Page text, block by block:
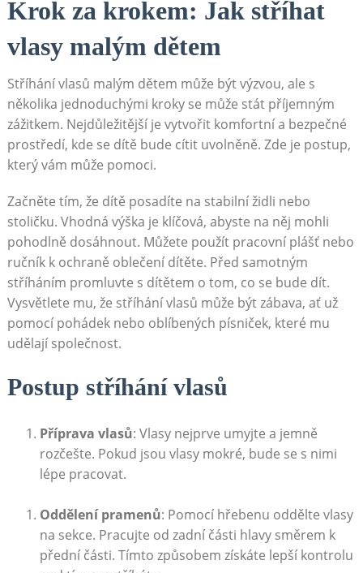
Krok za krokem: Jak stříhat
vlasy malým dětem
Stříhání vlasů malým dětem může být výzvou, ale s
několika jednoduchými kroky se může stát příjemným
zážitkem. Nejdůležitější je vytvořit komfortní a bezpečné
prostředí, kde se dítě bude cítit uvolněně. Zde je postup,
který vám může pomoci.
Začněte tím, že dítě posadíte na stabilní židli nebo
stoličku. Vhodná výška je klíčová, abyste na něj mohli
pohodlně dosáhnout. Můžete použít pracovní plášť nebo
ručník k ochraně oblečení dítěte. Před samotným
stříháním promluvte s dítětem o tom, co se bude dít.
Vysvětlete mu, že stříhání vlasů může být zábava, ať už
pomocí pohádek nebo oblíbených písniček, které mu
udělají společnost.
Postup stříhání vlasů
Příprava vlasů: Vlasy nejprve umyjte a jemně
rozčešte. Pokud jsou vlasy mokré, bude se s nimi
lépe pracovat.
Oddělení pramenů: Pomocí hřebenu oddělte vlasy
na sekce. Pracujte od zadní části hlavy směrem k
přední části. Tímto způsobem získáte lepší kontrolu